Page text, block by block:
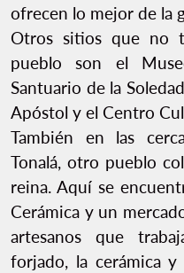
ofrecen lo mejor de la
Otros sitios que no
pueblo son el
Santuario de la
Apóstol y el Centro
También en las
Tonalá, otro pueblo
reina. Aquí se
Cerámica y un
artesanos que
forjado, la cerámica